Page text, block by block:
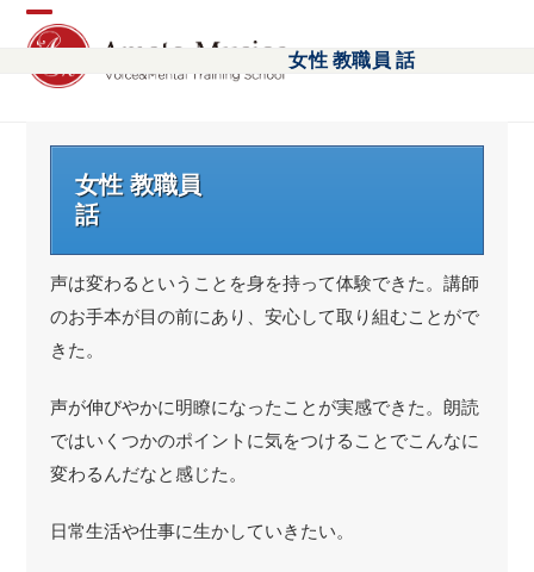
Open
mobile
menu
Close
mobile
menu
女性 教職員 話
女性 教職員
話
声は変わるということを身を持って体験できた。講師
のお手本が目の前にあり、安心して取り組むことがで
きた。
声が伸びやかに明瞭になったことが実感できた。朗読
ではいくつかのポイントに気をつけることでこんなに
変わるんだなと感じた。
日常生活や仕事に生かしていきたい。